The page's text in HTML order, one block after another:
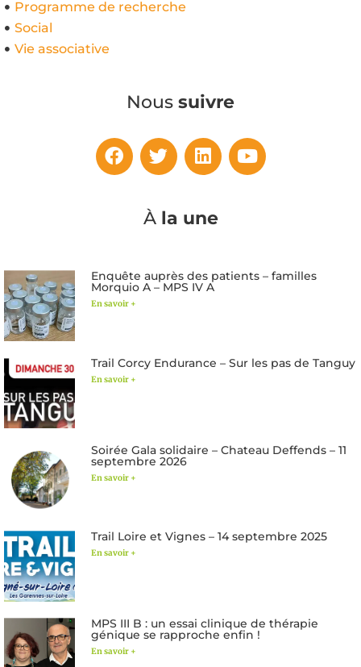
Programme de recherche
Social
Vie associative
Nous suivre
À la une
Enquête auprès des patients – familles
Morquio A – MPS IV A
En savoir +
Trail Corcy Endurance – Sur les pas de Tanguy
En savoir +
Soirée Gala solidaire – Chateau Deffends – 11
septembre 2026
En savoir +
Trail Loire et Vignes – 14 septembre 2025
En savoir +
MPS III B : un essai clinique de thérapie
génique se rapproche enfin !
En savoir +